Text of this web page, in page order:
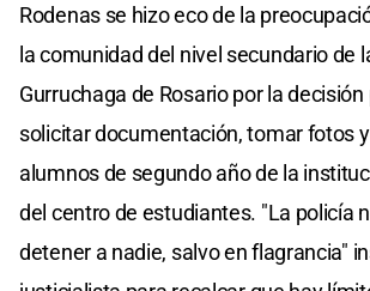
Rodenas se hizo eco de la
la comunidad del nivel secundario de
Gurruchaga de Rosario por la
solicitar documentación, tomar fotos
alumnos de segundo año de la
del centro de estudiantes. "La policía
detener a nadie, salvo en flagrancia"